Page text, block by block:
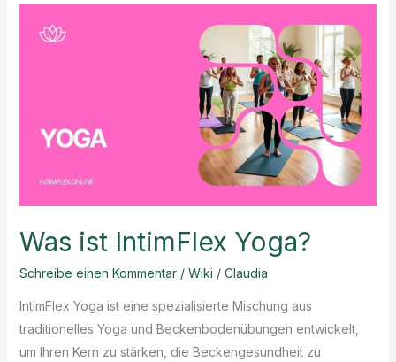
Was ist IntimFlex Yoga?
Schreibe einen Kommentar / Wiki / Claudia
IntimFlex Yoga ist eine spezialisierte Mischung aus
traditionelles Yoga und Beckenbodenübungen entwickelt,
um Ihren Kern zu stärken, die Beckengesundheit zu